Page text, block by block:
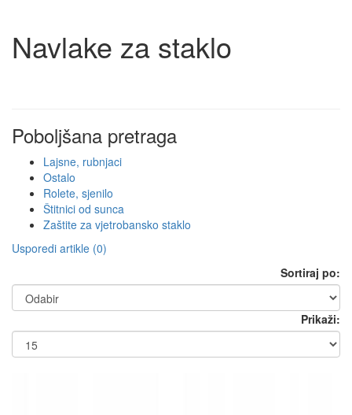
Navlake za staklo
Poboljšana pretraga
Lajsne, rubnjaci
Ostalo
Rolete, sjenilo
Štitnici od sunca
Zaštite za vjetrobansko staklo
Usporedi artikle (0)
Sortiraj po:
Prikaži: